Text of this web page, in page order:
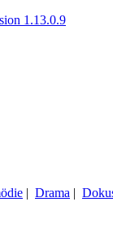
1.13.0.9
| Drama |